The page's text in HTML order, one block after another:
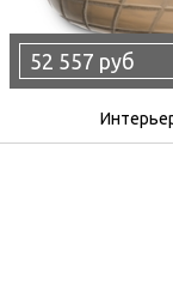
52 557 руб